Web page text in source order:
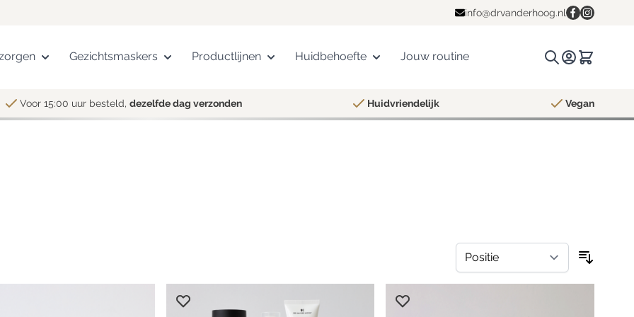
info@drvanderhoog.nl
Gezichtsmaskers Productlijnen Huidbehoefte Jouw routine Zoeken.
Voor 15:00 uur besteld, dezelfde dag verzonden Huidvriendelijk Vegan